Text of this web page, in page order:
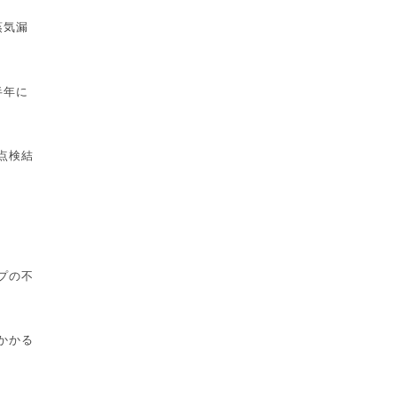
気漏
に
検結
の不
かる